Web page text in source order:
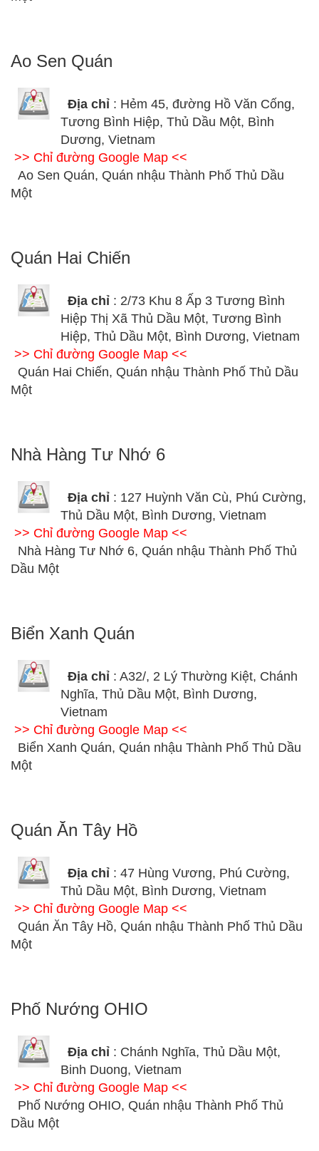
Ao Sen Quán
Địa chỉ : Hẻm 45, đường Hồ Văn Cống,
Tương Bình Hiệp, Thủ Dầu Một, Bình
Dương, Vietnam
>> Chỉ đường Google Map <<
Ao Sen Quán, Quán nhậu Thành Phố Thủ Dầu
Một
Quán Hai Chiến
Địa chỉ : 2/73 Khu 8 Ấp 3 Tương Bình
Hiệp Thị Xã Thủ Dầu Một, Tương Bình
Hiệp, Thủ Dầu Một, Bình Dương, Vietnam
>> Chỉ đường Google Map <<
Quán Hai Chiến, Quán nhậu Thành Phố Thủ Dầu
Một
Nhà Hàng Tư Nhớ 6
Địa chỉ : 127 Huỳnh Văn Cù, Phú Cường,
Thủ Dầu Một, Bình Dương, Vietnam
>> Chỉ đường Google Map <<
Nhà Hàng Tư Nhớ 6, Quán nhậu Thành Phố Thủ
Dầu Một
Biển Xanh Quán
Địa chỉ : A32/, 2 Lý Thường Kiệt, Chánh
Nghĩa, Thủ Dầu Một, Bình Dương,
Vietnam
>> Chỉ đường Google Map <<
Biển Xanh Quán, Quán nhậu Thành Phố Thủ Dầu
Một
Quán Ăn Tây Hồ
Địa chỉ : 47 Hùng Vương, Phú Cường,
Thủ Dầu Một, Bình Dương, Vietnam
>> Chỉ đường Google Map <<
Quán Ăn Tây Hồ, Quán nhậu Thành Phố Thủ Dầu
Một
Phố Nướng OHIO
Địa chỉ : Chánh Nghĩa, Thủ Dầu Một,
Binh Duong, Vietnam
>> Chỉ đường Google Map <<
Phố Nướng OHIO, Quán nhậu Thành Phố Thủ
Dầu Một